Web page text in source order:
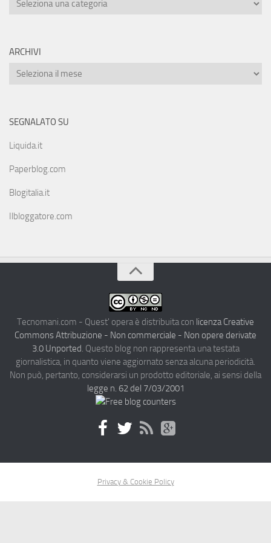
ARCHIVI
SEGNALATO SU
Liquida.it
Paperblog.com
Blogitalia.it
Ilbloggatore.com
Tecnomani.com - Quest' opera è distribuita con licenza Creative
Commons Attribuzione - Non commerciale - Non opere derivate
3.0 Unported. Questo blog non rappresenta una testata
giornalistica, in quanto viene aggiornato senza alcuna periodicità.
Non può, pertanto, considerarsi un prodotto editoriale, ai sensi della
legge n. 62 del 7/03/2001
Privacy & Cookie Policy